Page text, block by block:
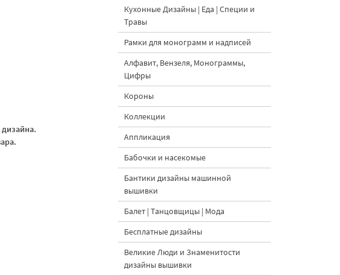
Кухонные Дизайны | Еда | Специи и
Травы
Рамки для монограмм и надписей
Алфавит, Вензеля, Монограммы,
Цифры
Короны
Коллекции
Аппликация
Бабочки и насекомые
Бантики дизайны машинной
вышивки
Балет | Танцовщицы | Мода
Бесплатные дизайны
Великие Люди и Знаменитости
дизайны вышивки